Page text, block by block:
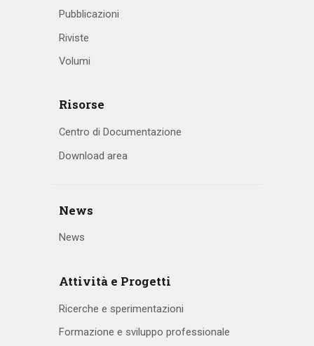
Pubblicazioni
Riviste
Volumi
Risorse
Centro di Documentazione
Download area
News
News
Attività e Progetti
Ricerche e sperimentazioni
Formazione e sviluppo professionale